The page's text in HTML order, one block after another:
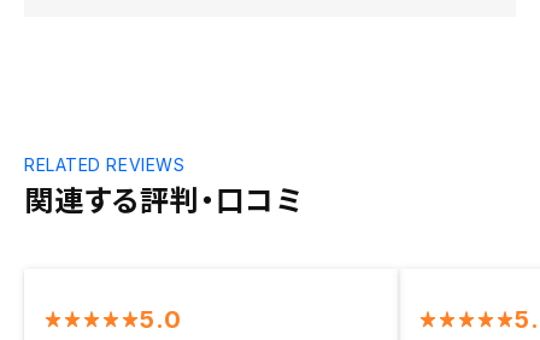
関連する評判・口コミ
RELATED REVIEWS
5.0